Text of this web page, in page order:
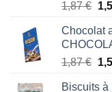
Note5.00
1,87€ Le
Chocolat
1,87€ Le
Biscuits à